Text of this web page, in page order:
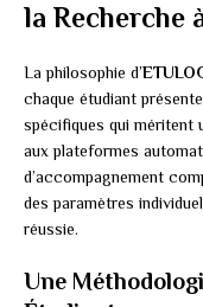
la Recherche
La philosophie d’
chaque étudiant
spécifiques qui méritent
aux plateformes
d’accompagnement
des paramètres
réussie.
Une